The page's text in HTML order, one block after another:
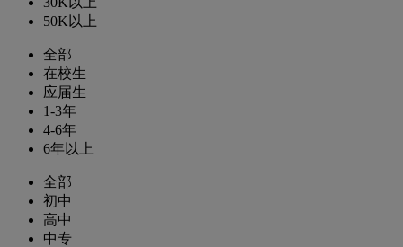
50K以上
全部
在校生
应届生
1-3年
4-6年
6年以上
全部
初中
高中
中专